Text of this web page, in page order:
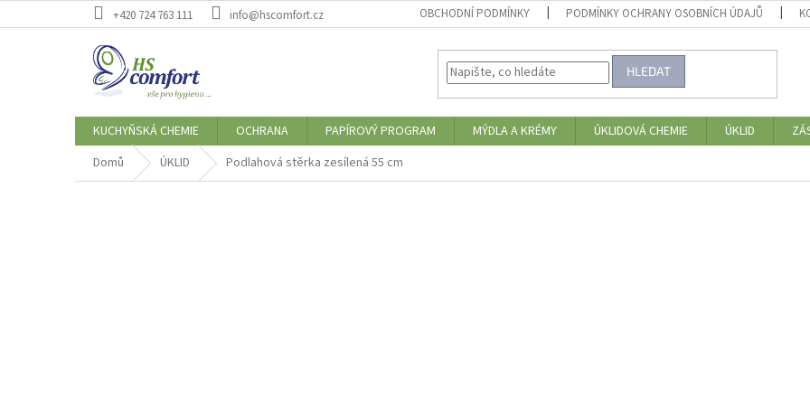
na
+420 724 763 111 info@hscomfort.cz OBCHODNÍ PODMÍNKY PODMÍNKY OCHRANY OSOBNÍCH ÚDAJŮ
HLEDAT
KUCHYŇSKÁ CHEMIE OCHRANA PAPÍROVÝ PROGRAM MÝDLA A KRÉMY ÚKLIDOVÁ CHEMIE ÚKLID
Domů
ÚKLID Podlahová stěrka zesílená 55 cm